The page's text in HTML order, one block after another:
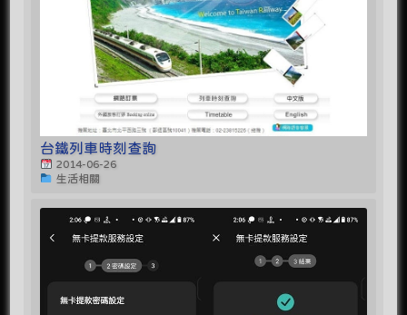
台鐵列車時刻查詢
2014-06-26
生活相關